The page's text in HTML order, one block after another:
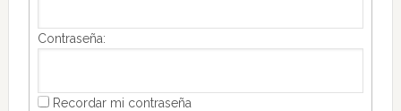
Contraseña:
Recordar mi contraseña